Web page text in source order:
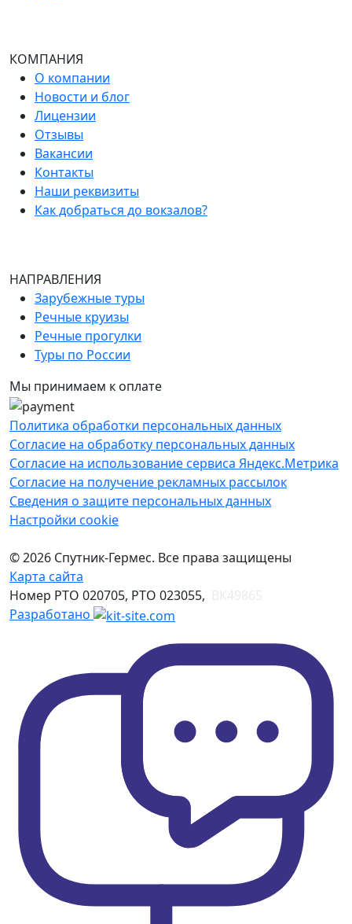
КОМПАНИЯ
О компании
Новости и блог
Лицензии
Отзывы
Вакансии
Контакты
Наши реквизиты
Как добраться до вокзалов?
НАПРАВЛЕНИЯ
Зарубежные туры
Речные круизы
Речные прогулки
Туры по России
Мы принимаем к оплате
Политика обработки персональных данных
Согласие на обработку персональных данных
Согласие на использование сервиса Яндекс.Метрика
Согласие на получение рекламных рассылок
Сведения о защите персональных данных
Настройки cookie
© 2026 Спутник-Гермес. Все права защищены
Карта сайта
Номер РТО 020705, РТО 023055,
Разработано